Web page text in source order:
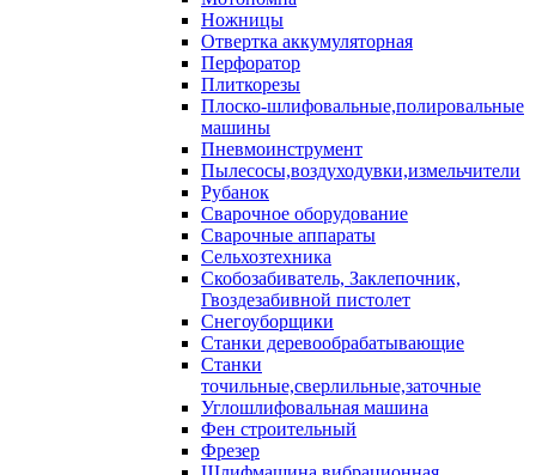
Ножницы
Отвертка аккумуляторная
Перфоратор
Плиткорезы
Плоско-шлифовальные,полировальные
машины
Пневмоинструмент
Пылесосы,воздуходувки,измельчители
Рубанок
Сварочное оборудование
Сварочные аппараты
Сельхозтехника
Скобозабиватель, Заклепочник,
Гвоздезабивной пистолет
Снегоуборщики
Станки деревообрабатывающие
Станки
точильные,сверлильные,заточные
Углошлифовальная машина
Фен строительный
Фрезер